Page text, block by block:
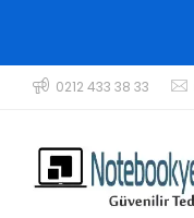
0212 433 38 33